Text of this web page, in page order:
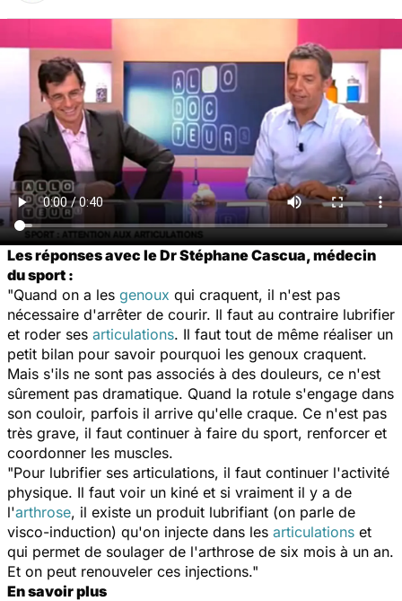
Les réponses avec le Dr Stéphane Cascua, médecin
du sport :
"Quand on a les genoux qui craquent, il n'est pas
nécessaire d'arrêter de courir. Il faut au contraire lubrifier
et roder ses articulations. Il faut tout de même réaliser un
petit bilan pour savoir pourquoi les genoux craquent.
Mais s'ils ne sont pas associés à des douleurs, ce n'est
sûrement pas dramatique. Quand la rotule s'engage dans
son couloir, parfois il arrive qu'elle craque. Ce n'est pas
très grave, il faut continuer à faire du sport, renforcer et
coordonner les muscles.
"Pour lubrifier ses articulations, il faut continuer l'activité
physique. Il faut voir un kiné et si vraiment il y a de
l'arthrose, il existe un produit lubrifiant (on parle de
visco-induction) qu'on injecte dans les articulations et
qui permet de soulager de l'arthrose de six mois à un an.
Et on peut renouveler ces injections."
En savoir plus